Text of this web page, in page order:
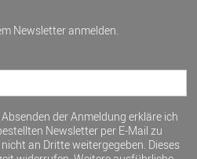
Newsletter anmelden.
der Anmeldung erkläre ich
Newsletter per E-Mail zu
an Dritte weitergegeben. Dieses